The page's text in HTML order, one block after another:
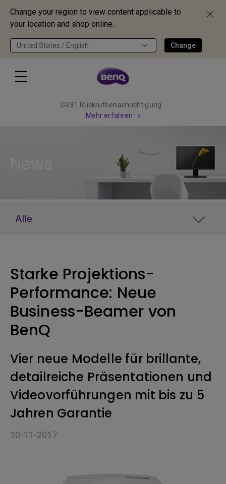
Change your region to view content applicable to
your location and shop online.
United States / English Change
GV31 Rückrufbenachrichtigung
Mehr erfahren
Alle
Starke Projektions-
Performance: Neue
Business-Beamer von
BenQ
Vier neue Modelle für brillante,
detailreiche Präsentationen und
Videovorführungen mit bis zu 5
Jahren Garantie
10-11-2017